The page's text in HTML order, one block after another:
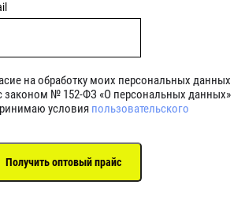
на обработку моих персональных данных
законом № 152-ФЗ «О персональных данных»
условия пользовательского